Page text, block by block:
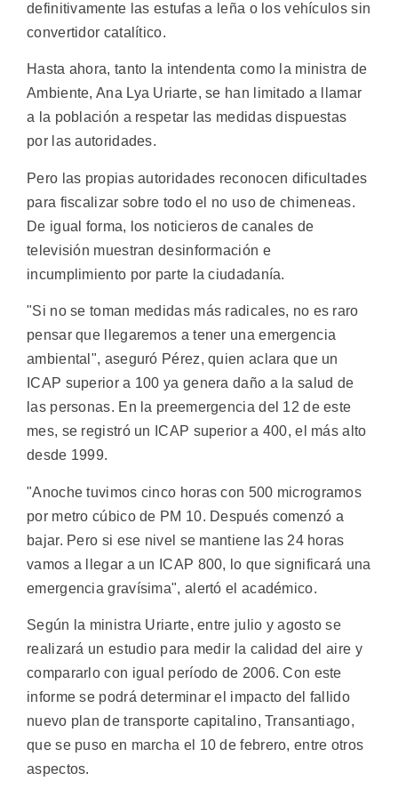
definitivamente las estufas a leña o los vehículos sin
convertidor catalítico.
Hasta ahora, tanto la intendenta como la ministra de
Ambiente, Ana Lya Uriarte, se han limitado a llamar
a la población a respetar las medidas dispuestas
por las autoridades.
Pero las propias autoridades reconocen dificultades
para fiscalizar sobre todo el no uso de chimeneas.
De igual forma, los noticieros de canales de
televisión muestran desinformación e
incumplimiento por parte la ciudadanía.
"Si no se toman medidas más radicales, no es raro
pensar que llegaremos a tener una emergencia
ambiental", aseguró Pérez, quien aclara que un
ICAP superior a 100 ya genera daño a la salud de
las personas. En la preemergencia del 12 de este
mes, se registró un ICAP superior a 400, el más alto
desde 1999.
"Anoche tuvimos cinco horas con 500 microgramos
por metro cúbico de PM 10. Después comenzó a
bajar. Pero si ese nivel se mantiene las 24 horas
vamos a llegar a un ICAP 800, lo que significará una
emergencia gravísima", alertó el académico.
Según la ministra Uriarte, entre julio y agosto se
realizará un estudio para medir la calidad del aire y
compararlo con igual período de 2006. Con este
informe se podrá determinar el impacto del fallido
nuevo plan de transporte capitalino, Transantiago,
que se puso en marcha el 10 de febrero, entre otros
aspectos.